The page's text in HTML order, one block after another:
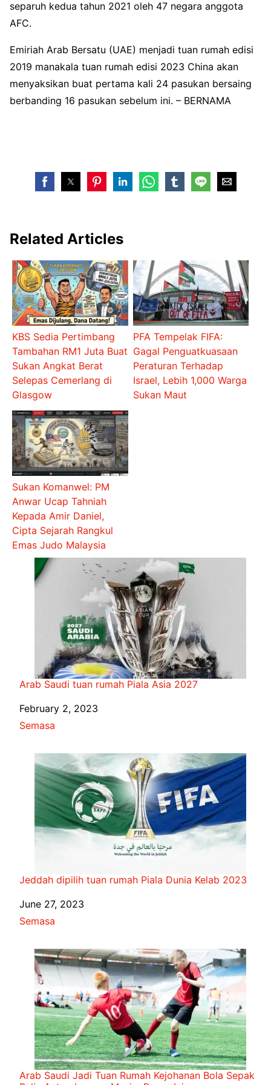
separuh kedua tahun 2021 oleh 47 negara anggota
AFC.
Emiriah Arab Bersatu (UAE) menjadi tuan rumah edisi
2019 manakala tuan rumah edisi 2023 China akan
menyaksikan buat pertama kali 24 pasukan bersaing
berbanding 16 pasukan sebelum ini. – BERNAMA
Related Articles
KBS Sedia Pertimbang
Tambahan RM1 Juta Buat
Sukan Angkat Berat
Selepas Cemerlang di
Glasgow
PFA Tempelak FIFA:
Gagal Penguatkuasaan
Peraturan Terhadap
Israel, Lebih 1,000 Warga
Sukan Maut
Sukan Komanwel: PM
Anwar Ucap Tahniah
Kepada Amir Daniel,
Cipta Sejarah Rangkul
Emas Judo Malaysia
Arab Saudi tuan rumah Piala Asia 2027
Date
February 2, 2023
In relation to
Semasa
Jeddah dipilih tuan rumah Piala Dunia Kelab 2023
Date
June 27, 2023
In relation to
Semasa
Arab Saudi Jadi Tuan Rumah Kejohanan Bola Sepak